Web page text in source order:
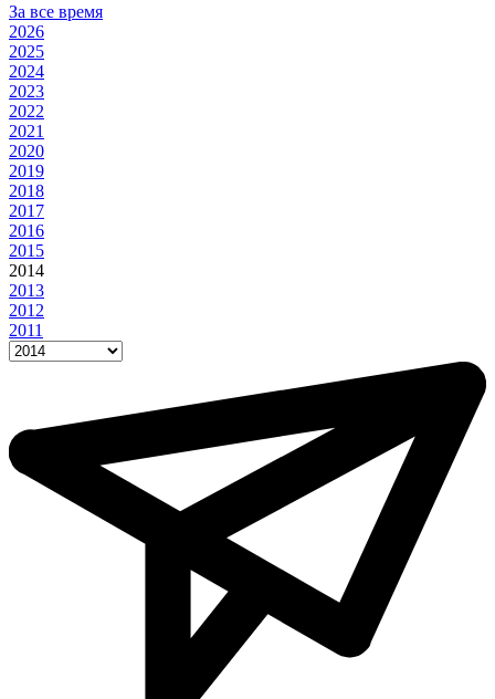
За все время
2026
2025
2024
2023
2022
2021
2020
2019
2018
2017
2016
2015
2014
2013
2012
2011